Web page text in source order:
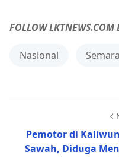
FOLLOW LKTNEWS.COM
Nasional
Pemotor di
Sawah, Diduga